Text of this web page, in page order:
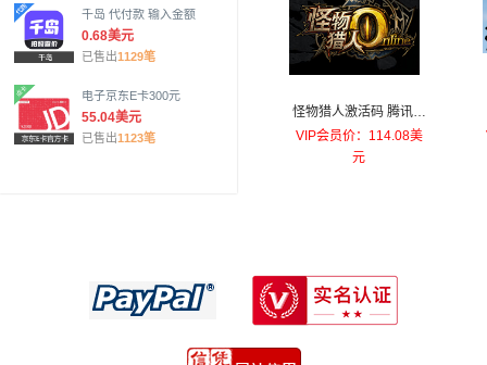
千岛 代付款 输入金额
0.68美元
已售出1129笔
电子京东E卡300元
55.04美元
已售出1123笔
怪物猎人激活码 腾讯国
服怪物猎人OL极限封测
激活码 5月30日测试
VIP会员价：114.08美
元